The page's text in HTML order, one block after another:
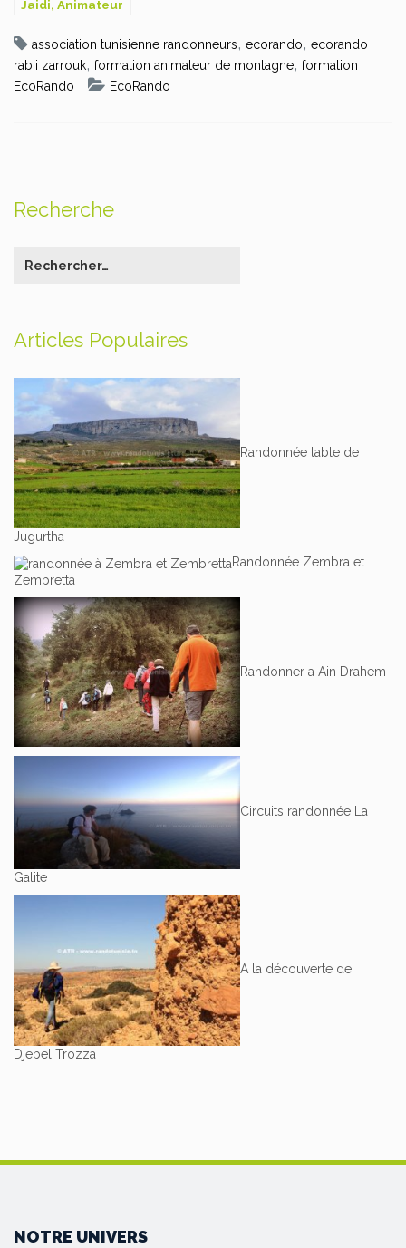
Jaidi, Animateur
association tunisienne randonneurs, ecorando, ecorando
rabii zarrouk, formation animateur de montagne, formation
EcoRando
EcoRando
Recherche
Articles Populaires
Randonnée table de
Jugurtha
Randonnée Zembra et
Zembretta
Randonner a Ain Drahem
Circuits randonnée La
Galite
A la découverte de
Djebel Trozza
NOTRE UNIVERS